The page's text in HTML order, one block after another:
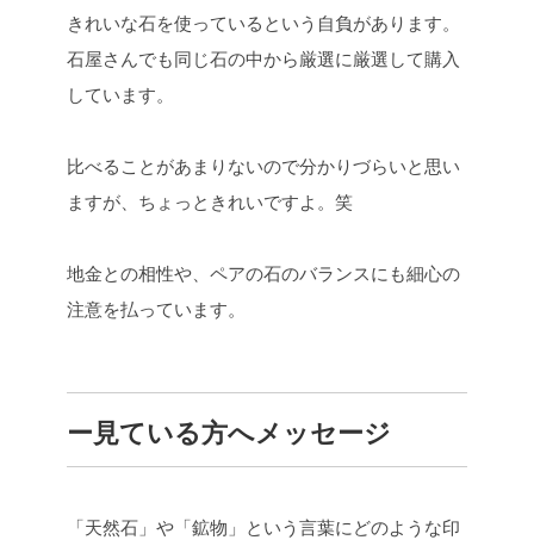
きれいな石を使っているという自負があります。
石屋さんでも同じ石の中から厳選に厳選して購入
しています。
比べることがあまりないので分かりづらいと思い
ますが、ちょっときれいですよ。笑
地金との相性や、ペアの石のバランスにも細心の
注意を払っています。
ー見ている方へメッセージ
「天然石」や「鉱物」という言葉にどのような印